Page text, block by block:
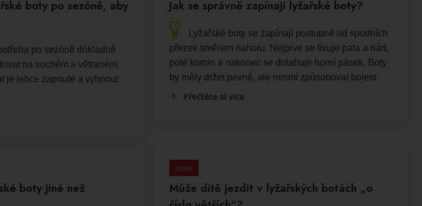
boty po sezóně, aby
po sezóně důkladně
na suchém a větraném
je lehce zapnuté a vyhnout
Jak se správně zapínají lyžařské boty?
Lyžařské boty se zapínají postupně od spodních
přezek směrem nahoru. Nejprve se fixuje pata a nárt,
poté komín a nakonec se dotahuje horní pásek. Boty
by měly držet pevně, ale nesmí způsobovat bolest.
Přečtěte si více
boty jiné než
Lyžáky
Může dítě jezdit v lyžařských botách „o